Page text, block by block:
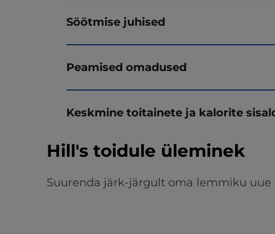
Söötmise juhised
Peamised omadused
Keskmine toitainete ja kalorite
Hill's toidule üleminek
Suurenda järk-järgult oma lemmiku uue